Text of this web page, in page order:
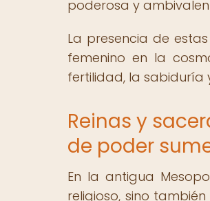
poderosa y
La presencia de
femenino en la
fertilidad, la sabiduría
Reinas y
de poder
En la antigua
religioso, sino